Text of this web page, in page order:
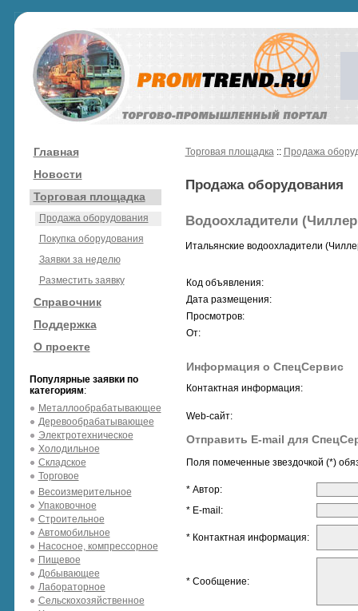
Главная
Новости
Торговая площадка
Продажа оборудования
Покупка оборудования
Заявки за неделю
Разместить заявку
Справочник
Поддержка
О проекте
Популярные заявки по
категориям:
Металлообрабатывающее
Деревообрабатывающее
Электротехническое
Холодильное
Складское
Торговое
Весоизмерительное
Упаковочное
Строительное
Автомобильное
Насосное, компрессорное
Пищевое
Добывающее
Лабораторное
Сельскохозяйственное
Торговая площадка:: Продажа
Продажа оборудования
Водоохладители
Итальянские водоохладители
Код объявления:
Дата размещения:
Просмотров:
От:
Информация о СпецСервис
Контактная информация:
Web-сайт:
Отправить E-mail для
Поля помеченные звездочкой (*)
* Автор:
* E-mail:
* Контактная информация:
* Сообщение: